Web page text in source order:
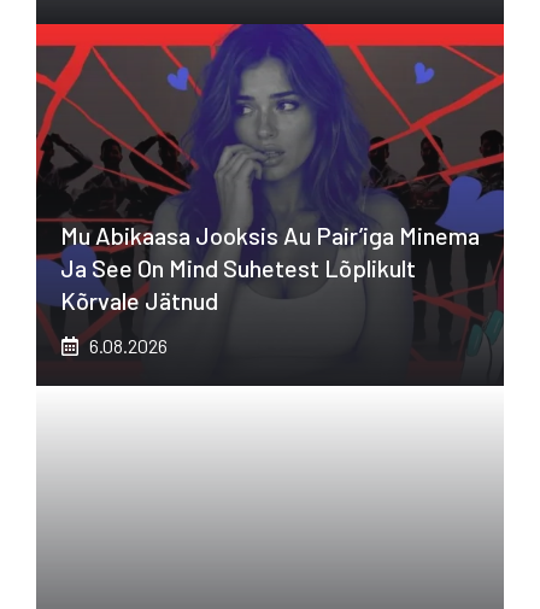
Mu Abikaasa Jooksis Au Pair’iga Minema
Ja See On Mind Suhetest Lõplikult
Kõrvale Jätnud
6.08.2026